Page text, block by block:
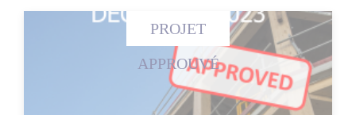
PROJET
APPROUVÉ